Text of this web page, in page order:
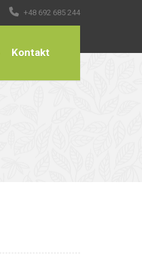
+48 692 685 244
Kontakt